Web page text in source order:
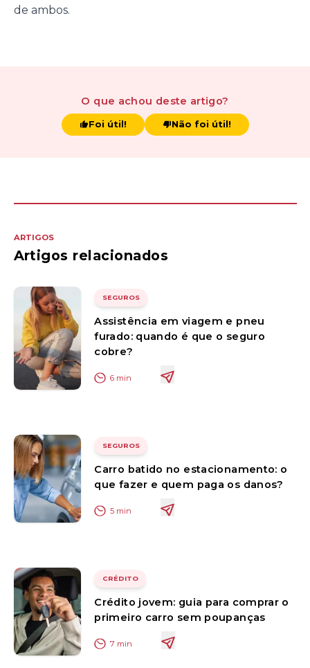
de ambos.
O que achou deste artigo?
Foi útil! Não foi útil!
ARTIGOS
Artigos relacionados
SEGUROS
Assistência em viagem e pneu
furado: quando é que o seguro
cobre?
6 min
SEGUROS
Carro batido no estacionamento: o
que fazer e quem paga os danos?
5 min
CRÉDITO
Crédito jovem: guia para comprar o
primeiro carro sem poupanças
7 min